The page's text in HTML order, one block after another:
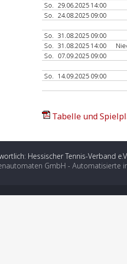
So. 29.06.2025 14:00
So. 24.08.2025 09:00
So. 31.08.2025 09:00
So. 31.08.2025 14:00
So. 07.09.2025 09:00
So. 14.09.2025 09:00
Tabelle und
Hessischer Tennis-Verband
GmbH - Automatisierte